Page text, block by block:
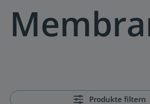
Produkte filtern